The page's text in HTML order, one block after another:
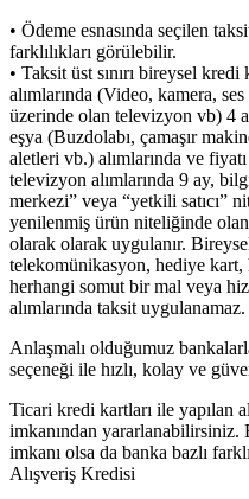
• Ödeme esnasında seçilen
farklılıkları görülebilir.
• Taksit üst sınırı bireysel
alımlarında (Video, kamera,
üzerinde olan televizyon vb) 4
eşya (Buzdolabı, çamaşır
aletleri vb.) alımlarında ve
televizyon alımlarında 9 ay,
merkezi” veya “yetkili satıcı”
yenilenmiş ürün niteliğinde
olarak olarak uygulanır.
telekomünikasyon, hediye
herhangi somut bir mal veya
alımlarında taksit uygulanamaz.
Anlaşmalı olduğumuz
seçeneği ile hızlı, kolay ve
Ticari kredi kartları ile yapılan
imkanından yararlanabilirsiniz.
imkanı olsa da banka bazlı
Alışveriş Kredisi